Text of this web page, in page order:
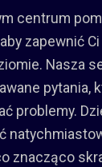
centrum
zapewnić
Nasza
pytania,
problemy.
znacząco